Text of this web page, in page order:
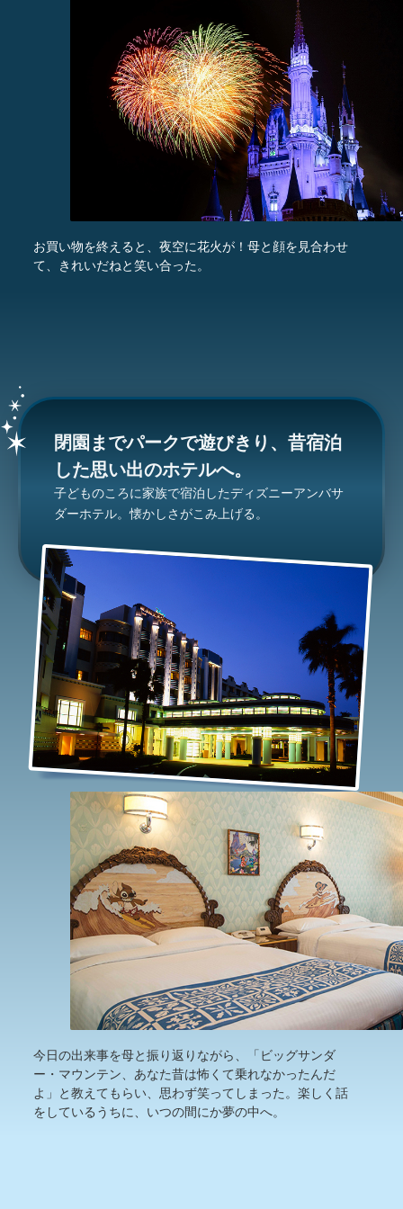
お買い物を終えると、夜空に花火が！母と顔を見合わせ
て、きれいだねと笑い合った。
閉園までパークで遊びきり、昔宿泊
した思い出のホテルへ。
子どものころに家族で宿泊したディズニーアンバサ
ダーホテル。懐かしさがこみ上げる。
今日の出来事を母と振り返りながら、「ビッグサンダ
ー・マウンテン、あなた昔は怖くて乗れなかったんだ
よ」と教えてもらい、思わず笑ってしまった。楽しく話
をしているうちに、いつの間にか夢の中へ。